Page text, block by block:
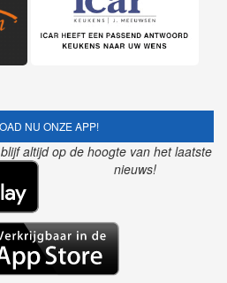
NU ONZE APP!
altijd op de hoogte van het laatste
nieuws!